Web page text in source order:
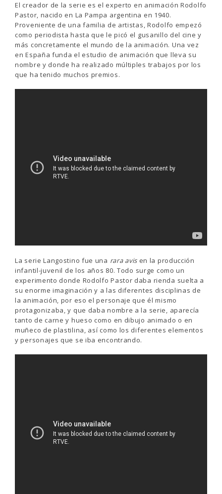
El creador de la serie es el experto en animación Rodolfo
Pastor, nacido en La Pampa argentina en 1940.
Proveniente de una familia de artistas, Rodolfo empezó
como periodista hasta que le picó el gusanillo del cine y
más concretamente el mundo de la animación. Una vez
en España funda el estudio de animación que lleva su
nombre y donde ha realizado múltiples trabajos por los
que ha tenido muchos premios.
La serie Langostino fue una rara avisen la producción
infantil-juvenil de los años 80. Todo surge como un
experimento donde Rodolfo Pastor daba rienda suelta a
su enorme imaginación y a las diferentes disciplinas de
la animación, por eso el personaje que él mismo
protagonizaba, y que daba nombre a la serie, aparecía
tanto de carne y hueso como en dibujo animado o en
muñeco de plastilina, así como los diferentes elementos
y personajes que se iba encontrando.